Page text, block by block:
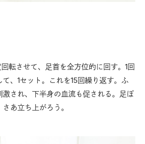
転させて、足首を全方位的に回す。1回
、1セット。これを15回繰り返す。ふ
激され、下半身の血流も促される。足ぽ
あ立ち上がろう。